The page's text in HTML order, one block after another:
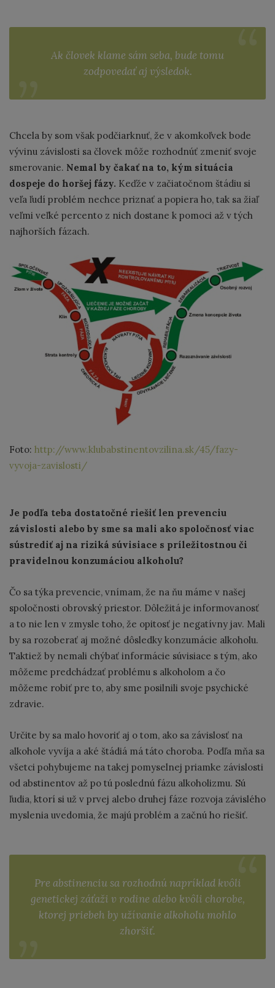
Ak človek klame sám seba, bude tomu
zodpovedať aj výsledok.
Chcela by som však podčiarknuť, že v akomkoľvek bode
vývinu závislosti sa človek môže rozhodnúť zmeniť svoje
smerovanie. Nemal by čakať na to, kým situácia
dospeje do horšej fázy. Keďže v začiatočnom štádiu si
veľa ľudí problém nechce priznať a popiera ho, tak sa žiaľ
veľmi veľké percento z nich dostane k pomoci až v tých
najhorších fázach.
Foto: http://www.klubabstinentovzilina.sk/45/fazy-
vyvoja-zavislosti/
Je podľa teba dostatočné riešiť len prevenciu
závislosti alebo by sme sa mali ako spoločnosť viac
sústrediť aj na riziká súvisiace s príležitostnou či
pravidelnou konzumáciou alkoholu?
Čo sa týka prevencie, vnímam, že na ňu máme v našej
spoločnosti obrovský priestor. Dôležitá je informovanosť
a to nie len v zmysle toho, že opitosť je negatívny jav. Mali
by sa rozoberať aj možné dôsledky konzumácie alkoholu.
Taktiež by nemali chýbať informácie súvisiace s tým, ako
môžeme predchádzať problému s alkoholom a čo
môžeme robiť pre to, aby sme posilnili svoje psychické
zdravie.
Určite by sa malo hovoriť aj o tom, ako sa závislosť na
alkohole vyvíja a aké štádiá má táto choroba. Podľa mňa sa
všetci pohybujeme na takej pomyselnej priamke závislosti
od abstinentov až po tú poslednú fázu alkoholizmu. Sú
ľudia, ktorí si už v prvej alebo druhej fáze rozvoja závislého
myslenia uvedomia, že majú problém a začnú ho riešiť.
Pre abstinenciu sa rozhodnú napríklad kvôli
genetickej záťaži v rodine alebo kvôli chorobe,
ktorej priebeh by užívanie alkoholu mohlo
zhoršiť.